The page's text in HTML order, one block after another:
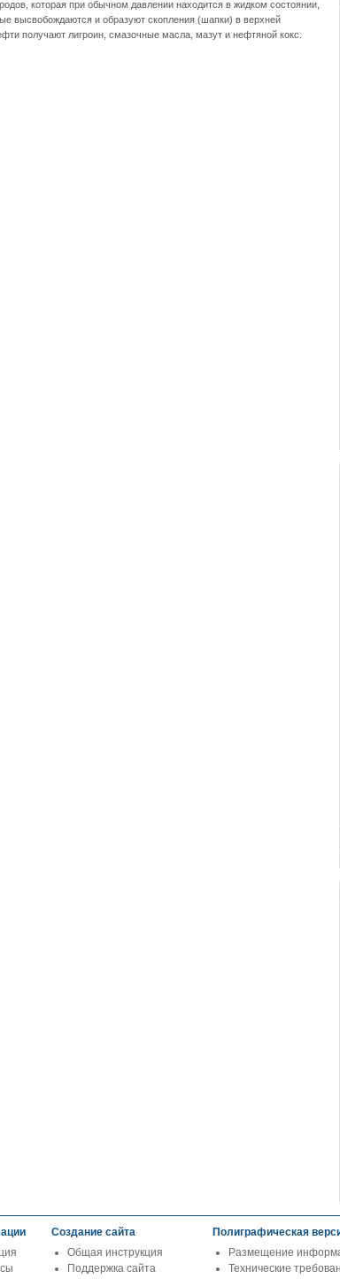
которая при обычном давлении находится в жидком состоянии,
высвобождаются и образуют скопления (шапки) в верхней
получают лигроин, смазочные масла, мазут и нефтяной кокс.
Создание сайта
Общая инструкция
Поддержка сайта
Полиграфическая
Размещение
Технические